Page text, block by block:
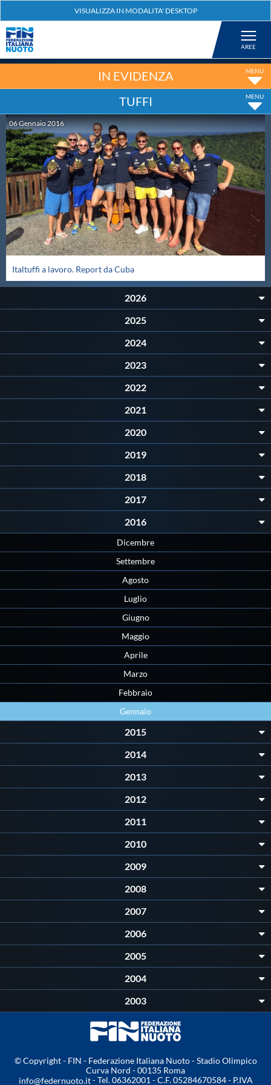
Nuoto
Tuffi
Artistico
Fondo
Salvamento
Formazione
Propaganda
Protezione Civile
Qualità
Sostenibilità
Privacy
Cookie Policy
Archivio News
Galleria fotografica
Webmail
IN EVIDENZA
TUFFI
06Gennaio2016
Italtuffi a lavoro. Report da Cuba
2026
2025
2024
2023
2022
2021
2020
2019
2018
2017
2016
Dicembre
Settembre
Agosto
Luglio
Giugno
Maggio
Aprile
Marzo
Febbraio
Gennaio
2015
2014
2013
2012
2011
2010
2009
2008
2007
2006
2005
2004
2003
© Copyright - FIN - Federazione Italiana Nuoto - Stadio Olimpico
Curva Nord - 00135 Roma
info@federnuoto.it- Tel. 06362001 - C.F. 05284670584 - P.IVA